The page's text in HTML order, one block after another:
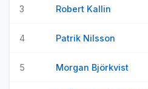
3 Robert Kallin
4 Patrik Nilsson
5 Morgan Björkvist